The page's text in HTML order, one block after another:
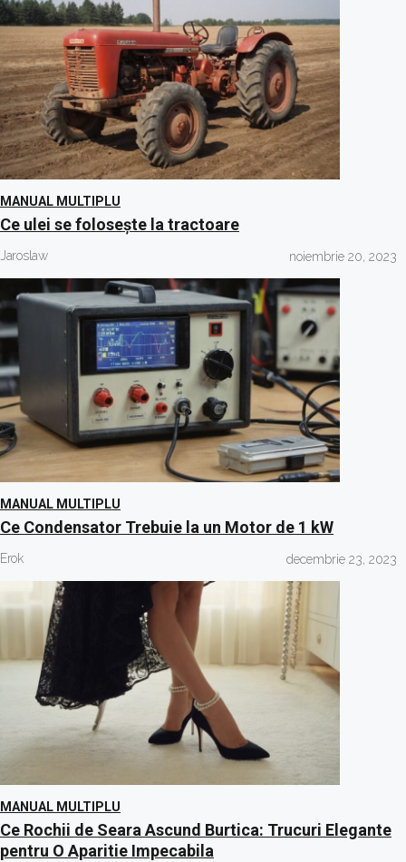
MANUAL MULTIPLU
Ce ulei se folosește la tractoare
Jaroslaw noiembrie 20, 2023
MANUAL MULTIPLU
Ce Condensator Trebuie la un Motor de 1 kW
Erok decembrie 23, 2023
MANUAL MULTIPLU
Ce Rochii de Seara Ascund Burtica: Trucuri Elegante
pentru O Aparitie Impecabila